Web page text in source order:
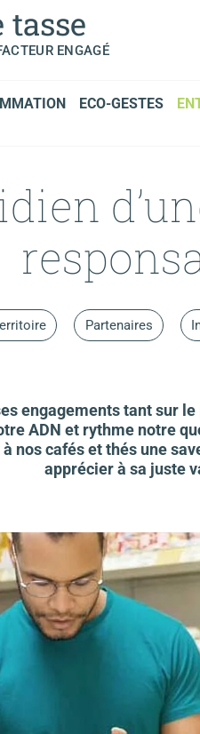
ENGAGÉ
ECO-GESTES
Partenaires
engagements tant sur
ADN et rythme notre
nos cafés et thés une
apprécier à sa juste